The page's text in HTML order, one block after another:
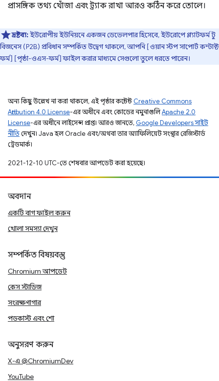
প্রাসঙ্গিক তথ্য খোঁজা এবং ট্র্যাক রাখা আরও কঠিন করে তোলে।
দ্রষ্টব্য:ইউরোপীয় ইউনিয়নে একজন ডেভেলপার হিসেবে, ইউরোপে প্ল্যাটফর্ম টু
বিজনেস (P2B) প্রবিধান সম্পর্কিত উদ্বেগ থাকলে, আপনি [ওয়ান স্টপ সাপোর্ট কন্টাক্ট
ফর্ম] [পৃষ্ঠা-ওএস-ফর্ম] ফাইল করার মাধ্যমে সেগুলো তুলে ধরতে পারেন।
অন্য কিছু উল্লেখ না করা থাকলে, এই পৃষ্ঠার কন্টেন্ট Creative Commons
Attribution 4.0 License-এর অধীনে এবং কোডের নমুনাগুলিApache 2.0
License-এর অধীনে লাইসেন্স প্রাপ্ত। আরও জানতে, Google Developers সাইট
নীতিদেখুন। Java হল Oracle এবং/অথবা তার অ্যাফিলিয়েট সংস্থার রেজিস্টার্ড
ট্রেডমার্ক।
2021-12-10 UTC-তে শেষবার আপডেট করা হয়েছে।
অবদান
একটি বাগ ফাইল করুন
খোলা সমস্যা দেখুন
সম্পর্কিত বিষয়বস্তু
Chromium আপডেট
কেস স্টাডিজ
সংরক্ষণাগার
পডকাস্ট এবং শো
অনুসরণ করুন
X-এ @ChromiumDev
YouTube